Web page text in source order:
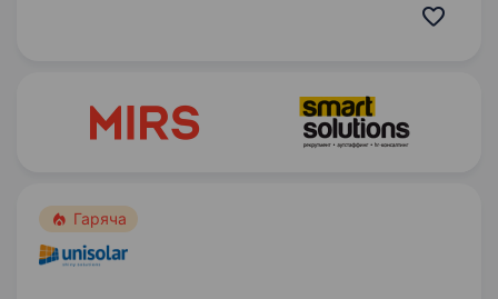
запрошуємо до команди «Мобільна оптика»!
Гаряча